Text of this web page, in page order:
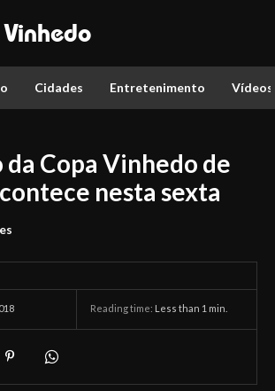
Cidades Entretenimento Vídeos
da Copa Vinhedo de
nesta sexta
Reading time: Less than 1 min.